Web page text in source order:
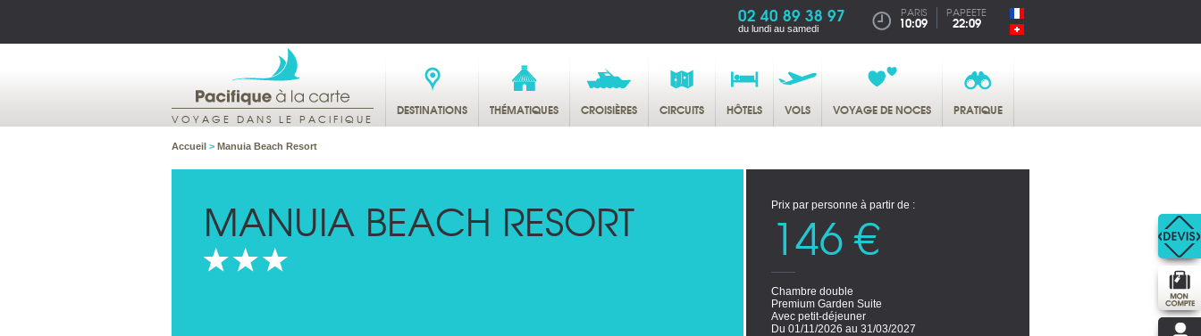
02 40 89 38 97
du lundi au samedi
PARIS
10:09
PAPEETE
22:09
VOYAGE DANS LE PACIFIQUE
DESTINATIONS THÉMATIQUES CROISIÈRES CIRCUITS HÔTELS VOLS VOYAGE DE NOCES PRATIQUE
Accueil > Manuia Beach Resort
MANUIA BEACH RESORT Prix par personne à partir de :
146 €
Chambre double
Premium Garden Suite
Avec petit-déjeuner
Du 01/11/2026 au 31/03/2027